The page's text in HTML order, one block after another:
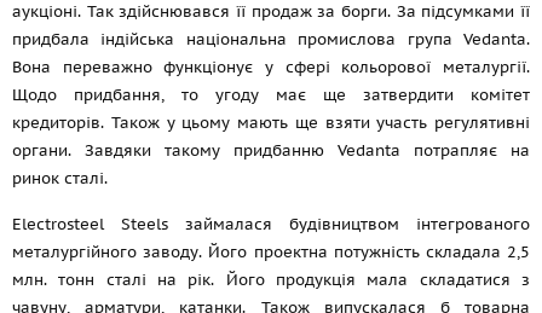
аукціоні. Так здійснювався її продаж за борги. За підсумками її
придбала індійська національна промислова група Vedanta.
Вона переважно функціонує у сфері кольорової металургії.
Щодо придбання, то угоду має ще затвердити комітет
кредиторів. Також у цьому мають ще взяти участь регулятивні
органи. Завдяки такому придбанню Vedanta потрапляє на
ринок сталі.
Electrosteel Steels займалася будівництвом інтегрованого
металургійного заводу. Його проектна потужність складала 2,5
млн. тонн сталі на рік. Його продукція мала складатися з
чавуну, арматури, катанки. Також випускалася б товарна